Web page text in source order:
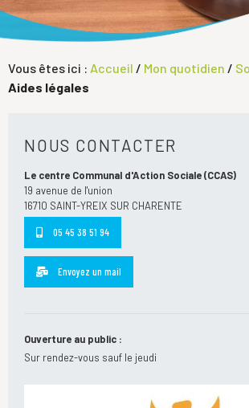
Vous êtes ici : Accueil / Mon quotidien /
Aides légales
NOUS CONTACTER
Le centre Communal d'Action Sociale (CCAS)
19 avenue de l'union
16710 SAINT-YREIX SUR CHARENTE
05 45 38 51 94
Envoyez un mail
Ouverture au public :
Sur rendez-vous sauf le jeudi